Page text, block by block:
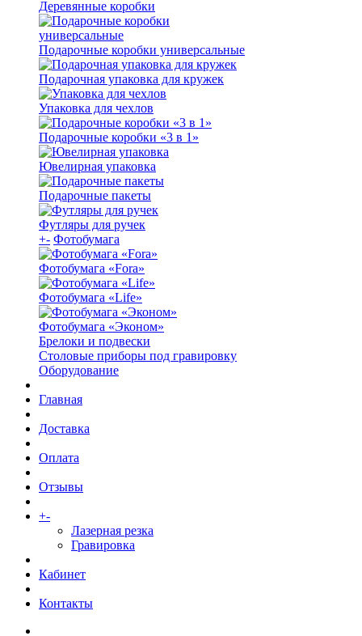
Деревянные коробки
Подарочные коробки универсальные
Подарочная упаковка для кружек
Упаковка для чехлов
Подарочные коробки «3 в 1»
Ювелирная упаковка
Подарочные пакеты
Футляры для ручек
+- Фотобумага
Фотобумага «Fora»
Фотобумага «Life»
Фотобумага «Эконом»
Брелоки и подвески
Столовые приборы под гравировку
Оборудование
Главная
Доставка
Оплата
Отзывы
+-
Лазерная резка
Гравировка
Кабинет
Контакты